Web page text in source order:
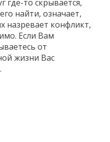
где-то скрывается,
найти, означает,
назревает конфликт,
Если Вам
от
жизни Вас